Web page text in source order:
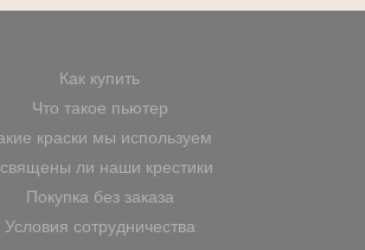
Как купить
Что такое пьютер
краски мы используем
ли наши крестики
Покупка без заказа
Условия сотрудничества